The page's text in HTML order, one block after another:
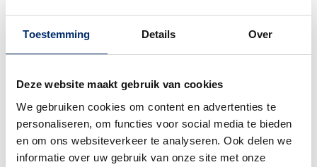
Toestemming Details Over
Deze website maakt gebruik van cookies
We gebruiken cookies om content en advertenties te
personaliseren, om functies voor social media te bieden
en om ons websiteverkeer te analyseren. Ook delen we
informatie over uw gebruik van onze site met onze
We verpakken onze producten zorgvuldig
ook nog eens helemaalgratis verzonden